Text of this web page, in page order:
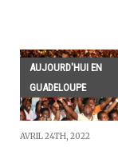
AUJOURD'HUI EN
GUADELOUPE
AVRIL 24TH, 2022